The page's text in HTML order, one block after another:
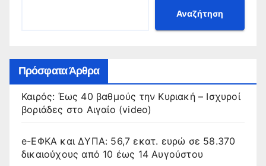
Αναζήτηση
Πρόσφατα Άρθρα
Καιρός: Έως 40 βαθμούς την Κυριακή – Ισχυροί
βοριάδες στο Αιγαίο (video)
e-ΕΦΚΑ και ΔΥΠΑ: 56,7 εκατ. ευρώ σε 58.370
δικαιούχους από 10 έως 14 Αυγούστου